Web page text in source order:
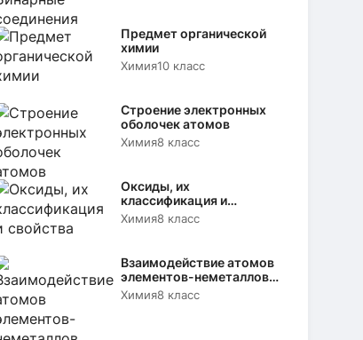
Предмет органической
химии
Химия10 класс
Строение электронных
оболочек атомов
Химия8 класс
Оксиды, их
классификация и
свойства
Химия8 класс
Взаимодействие атомов
элементов-неметаллов
между собой
Химия8 класс